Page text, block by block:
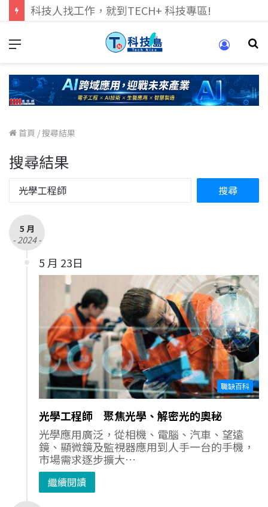
首頁 /搜尋結果
搜尋結果
5 月
- 2024 -
5 月 23日
職缺百科
光學工程師 聚焦光學、解密光的奧秘
光學應用廣泛，從相機、電腦、汽車、望遠
鏡、顯微鏡及監視器應用到人手一台的手機，
市場需求逐步擴大…
繼續閱讀